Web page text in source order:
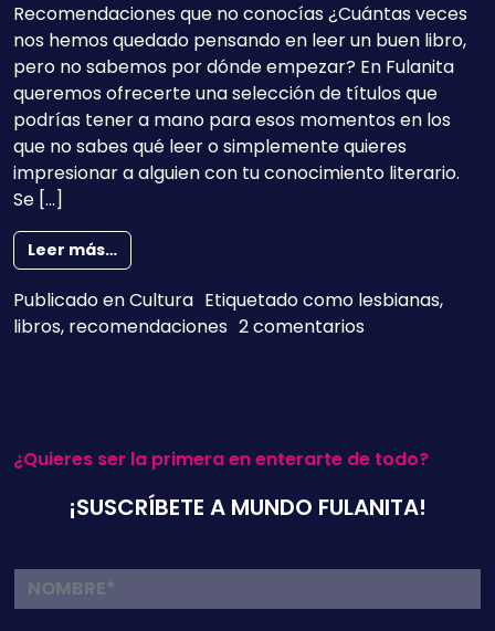
Recomendaciones que no conocías ¿Cuántas veces
nos hemos quedado pensando en leer un buen libro,
pero no sabemos por dónde empezar? En Fulanita
queremos ofrecerte una selección de títulos que
podrías tener a mano para esos momentos en los
que no sabes qué leer o simplemente quieres
impresionar a alguien con tu conocimiento literario.
Se […]
Leer más…from ¿Qué leen las lesbianas?
Publicado enCultura Etiquetado como lesbianas,
libros, recomendaciones 2 comentariosen ¿Qué leen
¿Quieres ser la primera en enterarte de todo?
¡SUSCRÍBETE A MUNDO FULANITA!